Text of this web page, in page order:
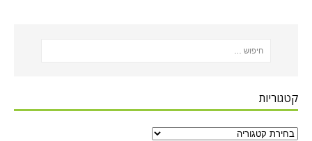
קטגוריות